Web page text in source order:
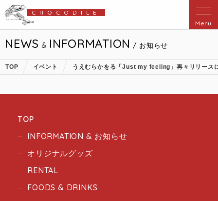
CROCODILE
Menu
NEWS & INFORMATION / お知らせ
TOP イベント うえむらかをる「Just my feeling」再々リリース
TOP
INFORMATION & お知らせ
オリジナルグッズ
RENTAL
FOODS & DRINKS